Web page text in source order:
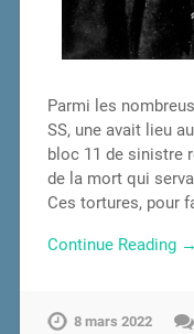
Parmi les
SS, une avait lieu
bloc 11 de sinistre
de la mort qui
Ces tortures, pour
Continue Reading →
8 mars 2022